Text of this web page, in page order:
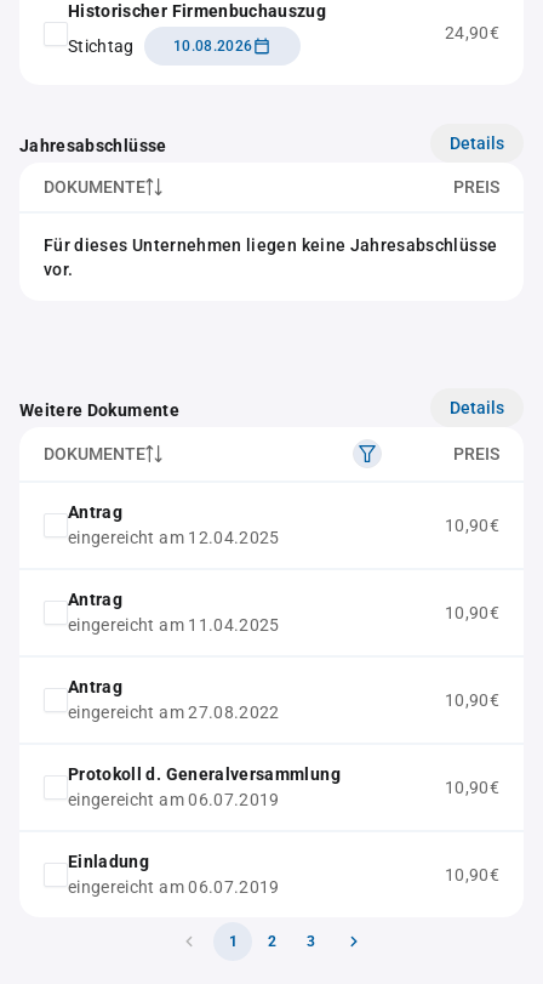
Historischer Firmenbuchauszug
Stichtag
10.08.2026
24,90€
Jahresabschlüsse Details
DOKUMENTE PREIS
Für dieses Unternehmen liegen keine Jahresabschlüsse
vor.
Weitere Dokumente Details
DOKUMENTE PREIS
Antrag
eingereicht am 12.04.2025
10,90€
Antrag
eingereicht am 11.04.2025
10,90€
Antrag
eingereicht am 27.08.2022
10,90€
Protokoll d. Generalversammlung
eingereicht am 06.07.2019
10,90€
Einladung
eingereicht am 06.07.2019
10,90€
1 2 3